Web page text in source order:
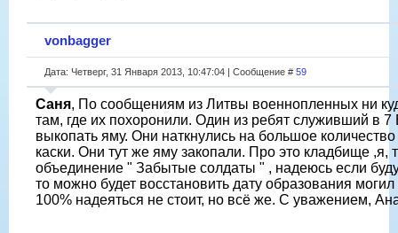
vonbagger
Дата: Четверг, 31 Января 2013, 10:47:04 | Сообщение # 59
Саня, По сообщениям из Литвы военнопленных ни
там, где их похоронили. Один из ребят служивший в
выкопать яму. Они наткнулись на большое
каски. Они тут же яму закопали. Про это кладбище ,я,
объединение " Забытые солдаты " , надеюсь если
то можно будет восстановить дату образования
100% надеяться не стоит, но всё же. С уважением,